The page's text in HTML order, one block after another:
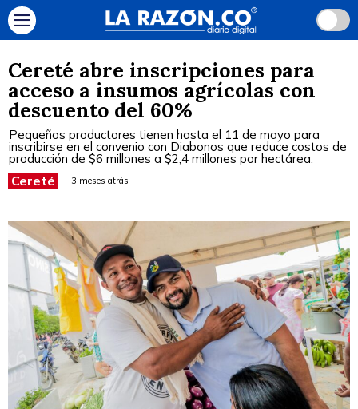
Cereté abre inscripciones para
acceso a insumos agrícolas con
descuento del 60%
Pequeños productores tienen hasta el 11 de mayo para
inscribirse en el convenio con Diabonos que reduce costos de
producción de $6 millones a $2,4 millones por hectárea.
Cereté 3 meses atrás